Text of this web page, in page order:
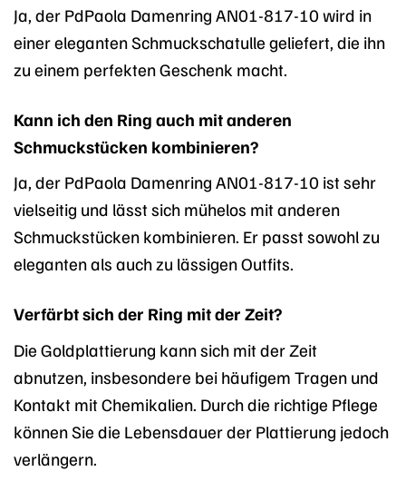
Ja, der PdPaola Damenring AN01-817-10 wird in
einer eleganten Schmuckschatulle geliefert, die ihn
zu einem perfekten Geschenk macht.
Kann ich den Ring auch mit anderen
Schmuckstücken kombinieren?
Ja, der PdPaola Damenring AN01-817-10 ist sehr
vielseitig und lässt sich mühelos mit anderen
Schmuckstücken kombinieren. Er passt sowohl zu
eleganten als auch zu lässigen Outfits.
Verfärbt sich der Ring mit der Zeit?
Die Goldplattierung kann sich mit der Zeit
abnutzen, insbesondere bei häufigem Tragen und
Kontakt mit Chemikalien. Durch die richtige Pflege
können Sie die Lebensdauer der Plattierung jedoch
verlängern.